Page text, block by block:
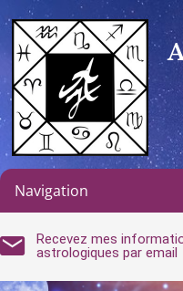
Navigation
Recevez mes
astrologiques par email